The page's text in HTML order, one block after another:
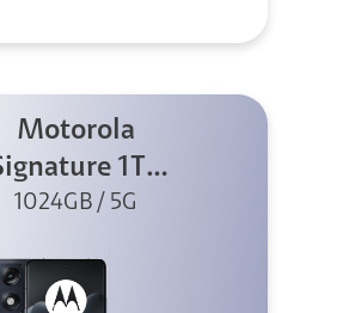
Motorola
1TB
Negro
1024GB / 5G